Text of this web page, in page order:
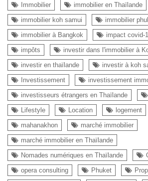
Immobilier
immobilier en Thaïlande
immobilier koh samui
immobilier
immobilier à Bangkok
impact covid-
impôts
investir dans l'immobilier à
investir en thaïlande
investir à koh
Investissement
investissement
investisseurs étrangers en Thaïlande
Lifestyle
Location logement
mahanakhon
marché immobilier
marché immobilier en Thaïlande
Nomades numériques en Thaïlande
opera consulting
Phuket